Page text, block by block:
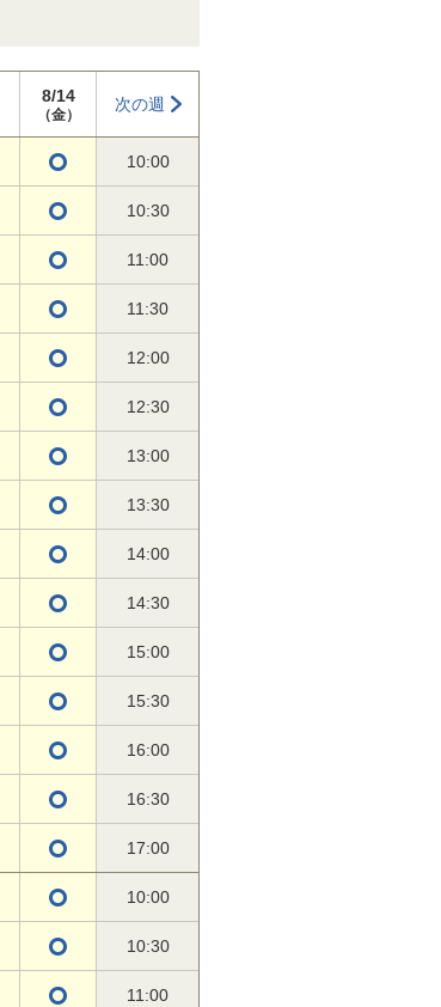
8/14
（金）
次の週
10:00
10:30
11:00
11:30
12:00
12:30
13:00
13:30
14:00
14:30
15:00
15:30
16:00
16:30
17:00
10:00
10:30
11:00